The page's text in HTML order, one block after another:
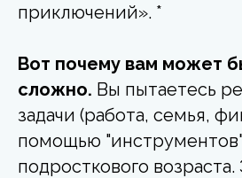
приключений». *
Вот почему вам может
сложно. Вы пытаетесь
задачи (работа, семья,
помощью
подросткового возраста.